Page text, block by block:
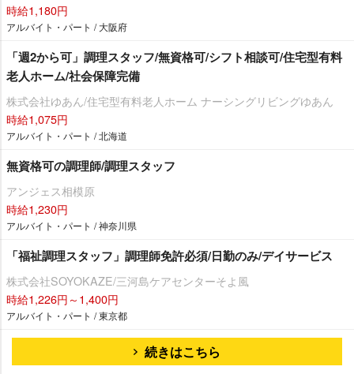
時給1,180円
アルバイト・パート / 大阪府
「週2から可」調理スタッフ/無資格可/シフト相談可/住宅型有料
老人ホーム/社会保障完備
株式会社ゆあん/住宅型有料老人ホーム ナーシングリビングゆあん
時給1,075円
アルバイト・パート / 北海道
無資格可の調理師/調理スタッフ
アンジェス相模原
時給1,230円
アルバイト・パート / 神奈川県
「福祉調理スタッフ」調理師免許必須/日勤のみ/デイサービス
株式会社SOYOKAZE/三河島ケアセンターそよ風
時給1,226円～1,400円
アルバイト・パート / 東京都
続きはこちら